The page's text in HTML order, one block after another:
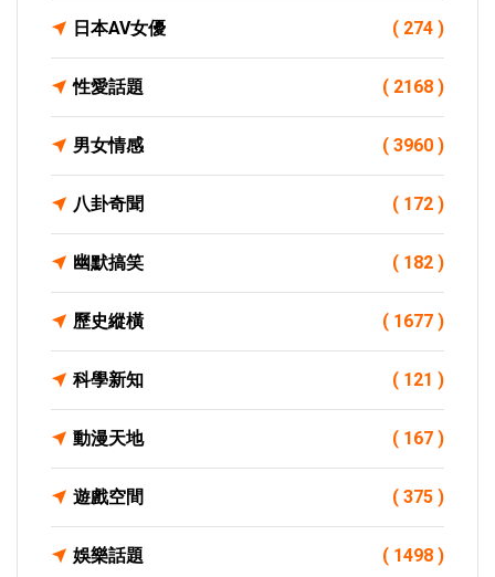
日本AV女優 ( 274 )
性愛話題 ( 2168 )
男女情感 ( 3960 )
八卦奇聞 ( 172 )
幽默搞笑 ( 182 )
歷史縱橫 ( 1677 )
科學新知 ( 121 )
動漫天地 ( 167 )
遊戲空間 ( 375 )
娛樂話題 ( 1498 )